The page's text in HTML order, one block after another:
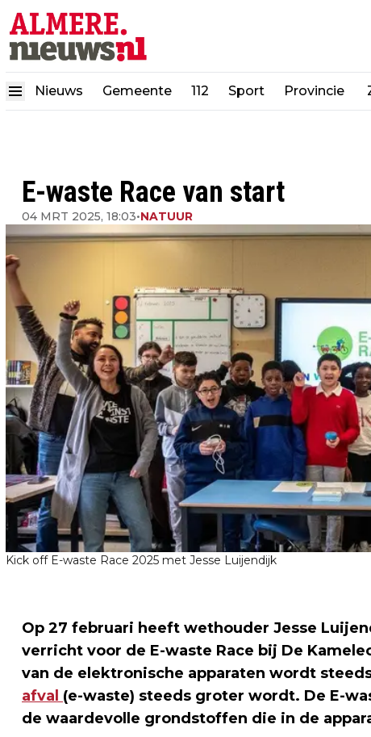
Nieuws Gemeente 112 Sport Provincie
E-waste Race van start
04 MRT 2025, 18:03•NATUUR
Kick off E-waste Race 2025 met Jesse Luijendijk
Op 27 februari heeft wethouder Jesse
verricht voor de E-waste Race bij De
van de elektronische apparaten wordt
afval (e-waste) steeds groter wordt. De E-
de waardevolle grondstoffen die in de